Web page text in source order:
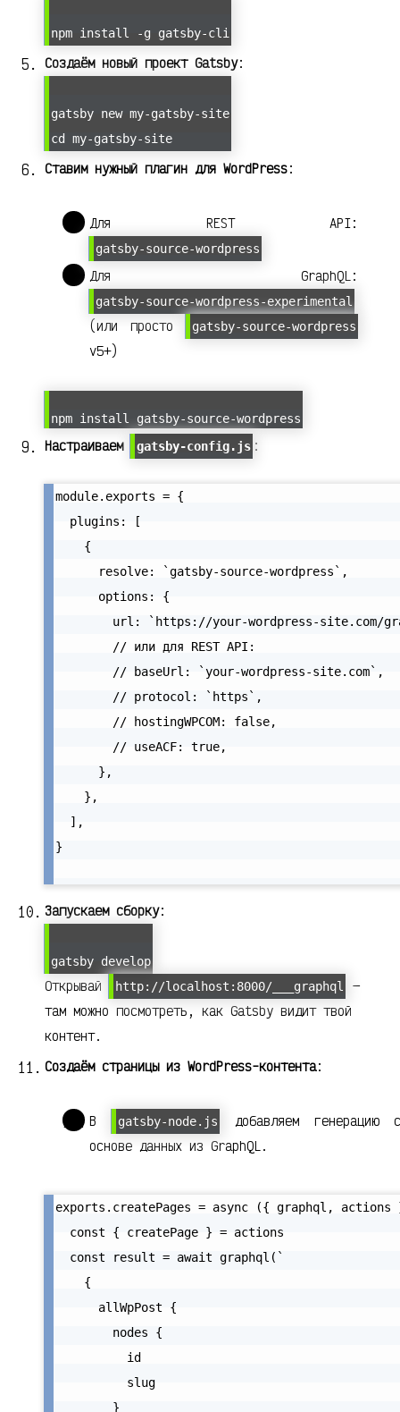
npm install -g gatsby-cli
Создаём новый проект Gatsby:
gatsby new my-gatsby-site
cd my-gatsby-site
Ставим нужный плагин для WordPress:
Для REST API:
gatsby-source-wordpress
Для GraphQL:
gatsby-source-wordpress-experimental
(или просто gatsby-source-wordpress
v5+)
npm install gatsby-source-wordpress
Настраиваем gatsby-config.js :
module.exports = {
  plugins: [
    {
      resolve: `gatsby-source-wordpress`,
      options: {
url: `https://your-wordpress-site.com/
        // или для REST API:
        // baseUrl: `your-wordpress-site.com`,
        // protocol: `https`,
        // hostingWPCOM: false,
        // useACF: true,
      },
    },
  ],
}
Запускаем сборку:
gatsby develop
Открывай http://localhost:8000/___graphql
—
там можно посмотреть, как Gatsby видит твой
контент.
Создаём страницы из WordPress-контента:
В gatsby-node.js
добавляем генерацию
основе данных из GraphQL.
exports.createPages = async ({ graphql,
  const { createPage } = actions
  const result = await graphql(`
    {
      allWpPost {
        nodes {
          id
          slug
        }